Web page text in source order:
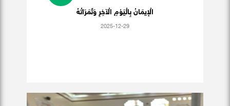
الْإيمَانُ بِالْيَوْمِ الْآخِرِ وَثَمَرَاتُهُ
2025-12-29